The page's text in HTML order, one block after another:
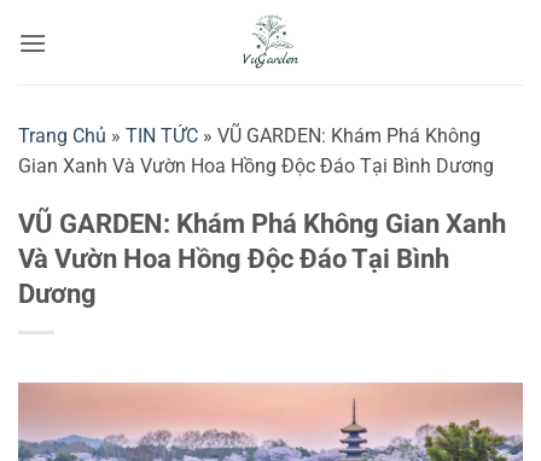
qua
Trang Chủ » TIN TỨC » VŨ GARDEN: Khám Phá Không
Gian Xanh Và Vườn Hoa Hồng Độc Đáo Tại Bình Dương
VŨ GARDEN: Khám Phá Không Gian Xanh
Và Vườn Hoa Hồng Độc Đáo Tại Bình
Dương